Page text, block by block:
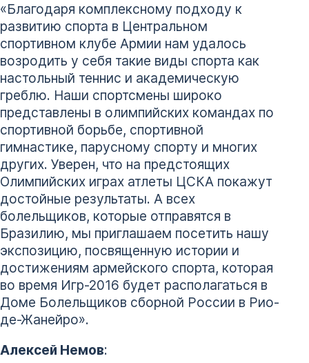
«Благодаря комплексному подходу к
развитию спорта в Центральном
спортивном клубе Армии нам удалось
возродить у себя такие виды спорта как
настольный теннис и академическую
греблю. Наши спортсмены широко
представлены в олимпийских командах по
спортивной борьбе, спортивной
гимнастике, парусному спорту и многих
других. Уверен, что на предстоящих
Олимпийских играх атлеты ЦСКА покажут
достойные результаты. А всех
болельщиков, которые отправятся в
Бразилию, мы приглашаем посетить нашу
экспозицию, посвященную истории и
достижениям армейского спорта, которая
во время Игр-2016 будет располагаться в
Доме Болельщиков сборной России в Рио-
де-Жанейро».
Алексей Немов: